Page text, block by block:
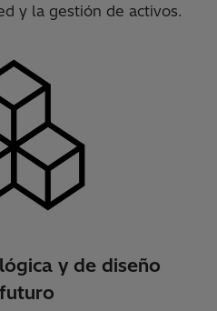
y la gestión de activos.
y de diseño